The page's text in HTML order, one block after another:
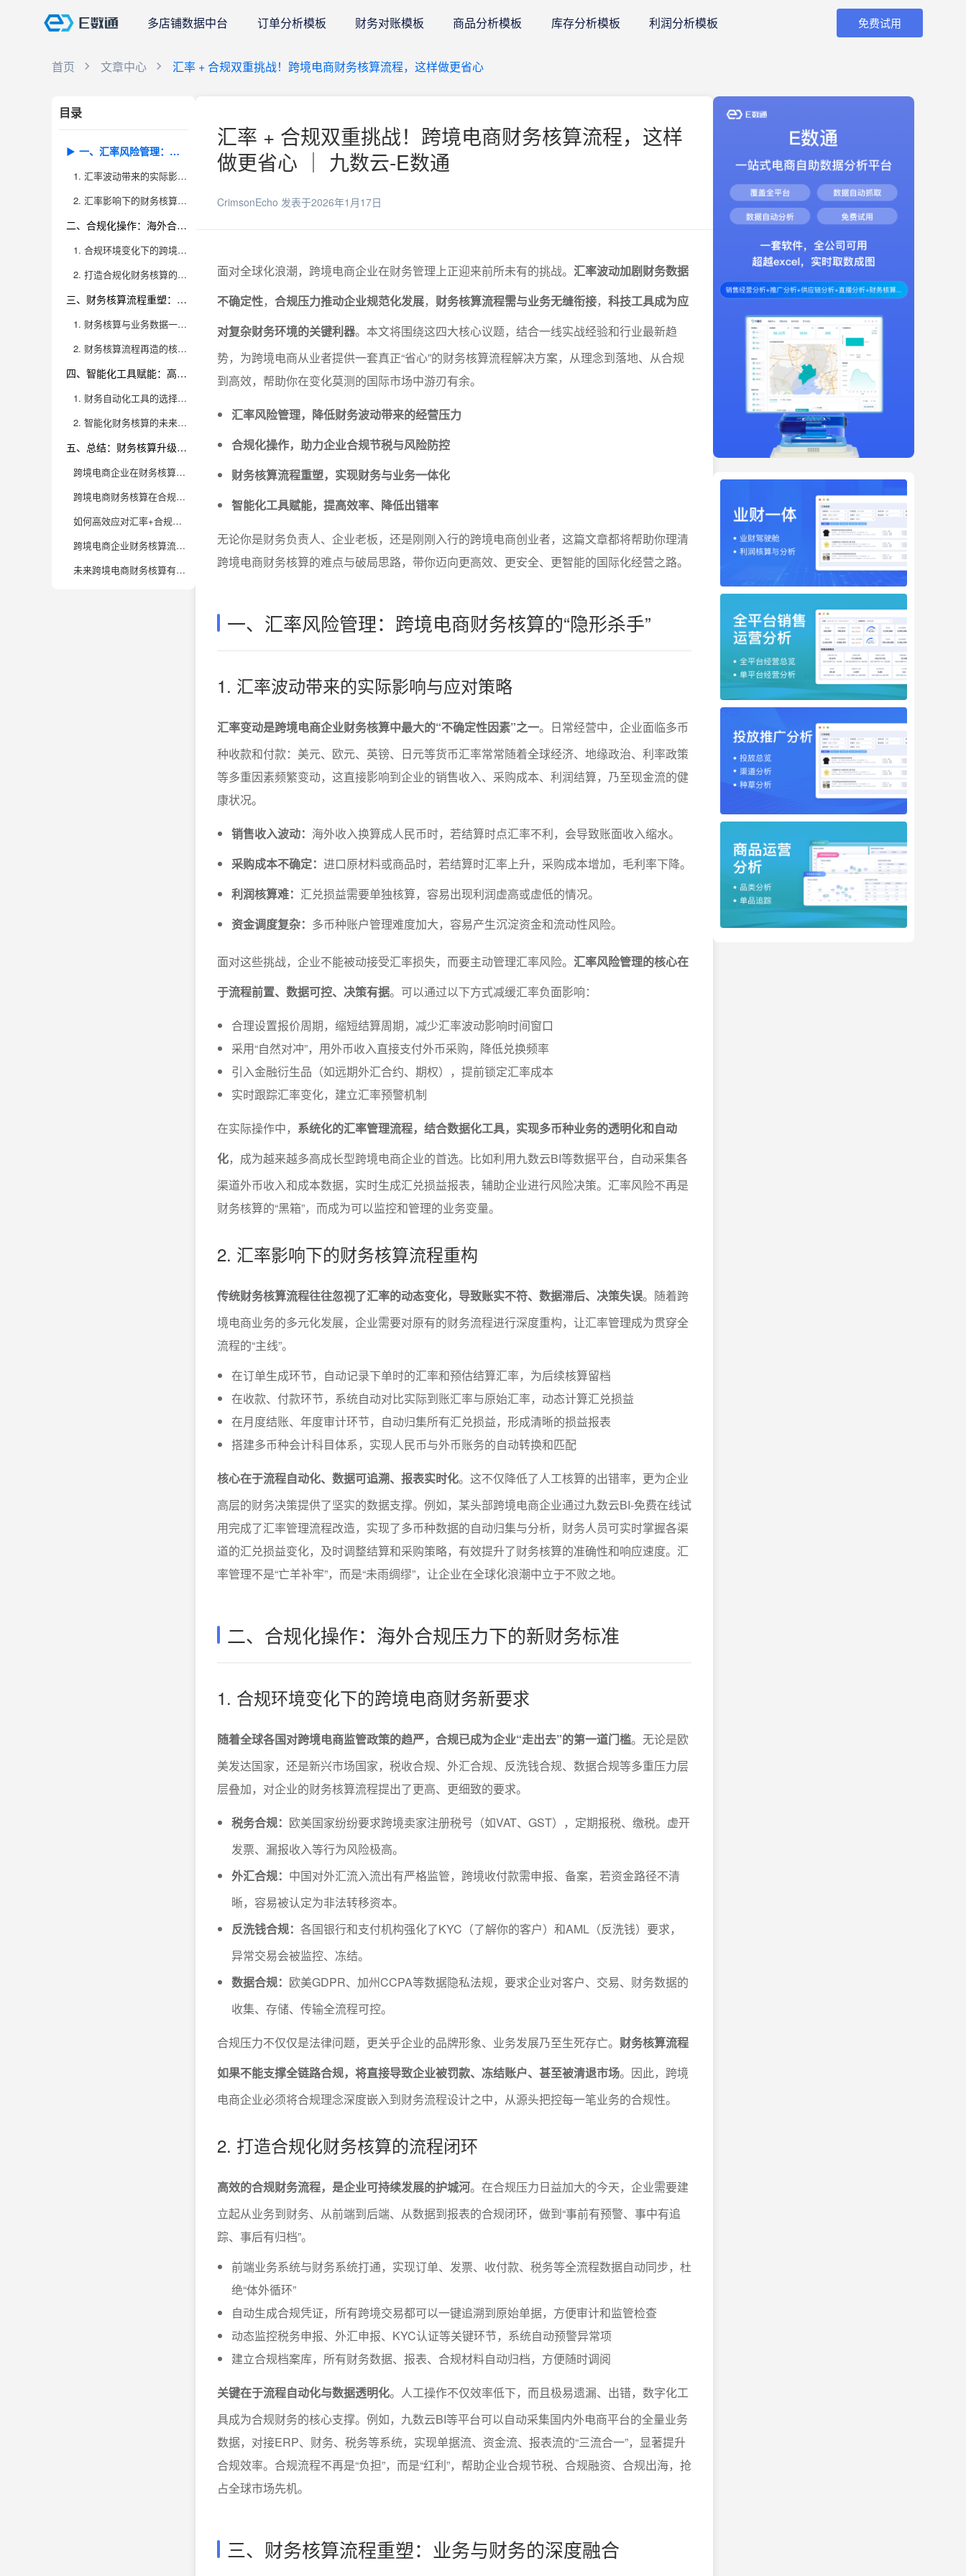
多店铺数据中台 订单分析模板 财务对账模板 商品分析模板 库存分析模板 利润分析模板 免费试用
首页 文章中心 汇率 + 合规双重挑战！跨境电商财务核算流程，这样做更省心
目录
一、汇率风险管理：跨境电商财务核算的“隐形杀手”
1. 汇率波动带来的实际影响与应对策略
2. 汇率影响下的财务核算流程重构
二、合规化操作：海外合规压力下的新财务标准
1. 合规环境变化下的跨境电商财务新要求
2. 打造合规化财务核算的流程闭环
三、财务核算流程重塑：业务与财务的深度融合
1. 财务核算与业务数据一体化的行业趋势
2. 财务核算流程再造的核心要素与落地路径
四、智能化工具赋能：高效财务核算的“加速器”
1. 财务自动化工具的选择与落地
2. 智能化财务核算的未来趋势与价值提升
五、总结：财务核算升级，跨境电商的制胜之道
跨境电商企业在财务核算时，汇率波动为何成为头号难题？
跨境电商财务核算在合规层面经常踩“坑”，主要有哪些合规风险？
如何高效应对汇率+合规双重挑战，让跨境电商财务核算更省心？
跨境电商企业财务核算流程中，多平台多币种数据如何高效整合与分析？
未来跨境电商财务核算有哪些趋势？企业如何提前布局？
汇率 + 合规双重挑战！跨境电商财务核算流程，这样
做更省心 ｜ 九数云-E数通
CrimsonEcho 发表于2026年1月17日
面对全球化浪潮，跨境电商企业在财务管理上正迎来前所未有的挑战。 汇率波动加剧财务数据
不确定性， 合规压力推动企业规范化发展， 财务核算流程需与业务无缝衔接， 科技工具成为应
对复杂财务环境的关键利器。本文将围绕这四大核心议题，结合一线实战经验和行业最新趋
势，为跨境电商从业者提供一套真正“省心”的财务核算流程解决方案，从理念到落地、从合规
到高效，帮助你在变化莫测的国际市场中游刃有余。
汇率风险管理，降低财务波动带来的经营压力
合规化操作，助力企业合规节税与风险防控
财务核算流程重塑，实现财务与业务一体化
智能化工具赋能，提高效率、降低出错率
无论你是财务负责人、企业老板，还是刚刚入行的跨境电商创业者，这篇文章都将帮助你理清
跨境电商财务核算的难点与破局思路，带你迈向更高效、更安全、更智能的国际化经营之路。
一、汇率风险管理：跨境电商财务核算的“隐形杀手”
1. 汇率波动带来的实际影响与应对策略
汇率变动是跨境电商企业财务核算中最大的“不确定性因素”之一。日常经营中，企业面临多币
种收款和付款：美元、欧元、英镑、日元等货币汇率常常随着全球经济、地缘政治、利率政策
等多重因素频繁变动，这直接影响到企业的销售收入、采购成本、利润结算，乃至现金流的健
康状况。
销售收入波动： 海外收入换算成人民币时，若结算时点汇率不利，会导致账面收入缩水。
采购成本不确定： 进口原材料或商品时，若结算时汇率上升，采购成本增加，毛利率下降。
利润核算难： 汇兑损益需要单独核算，容易出现利润虚高或虚低的情况。
资金调度复杂： 多币种账户管理难度加大，容易产生沉淀资金和流动性风险。
面对这些挑战，企业不能被动接受汇率损失，而要主动管理汇率风险。 汇率风险管理的核心在
于流程前置、数据可控、决策有据。可以通过以下方式减缓汇率负面影响：
合理设置报价周期，缩短结算周期，减少汇率波动影响时间窗口
采用“自然对冲”，用外币收入直接支付外币采购，降低兑换频率
引入金融衍生品（如远期外汇合约、期权），提前锁定汇率成本
实时跟踪汇率变化，建立汇率预警机制
在实际操作中， 系统化的汇率管理流程，结合数据化工具，实现多币种业务的透明化和自动
化，成为越来越多高成长型跨境电商企业的首选。比如利用九数云BI等数据平台，自动采集各
渠道外币收入和成本数据，实时生成汇兑损益报表，辅助企业进行风险决策。汇率风险不再是
财务核算的“黑箱”，而成为可以监控和管理的业务变量。
2. 汇率影响下的财务核算流程重构
传统财务核算流程往往忽视了汇率的动态变化，导致账实不符、数据滞后、决策失误。随着跨
境电商业务的多元化发展，企业需要对原有的财务流程进行深度重构，让汇率管理成为贯穿全
流程的“主线”。
在订单生成环节，自动记录下单时的汇率和预估结算汇率，为后续核算留档
在收款、付款环节，系统自动对比实际到账汇率与原始汇率，动态计算汇兑损益
在月度结账、年度审计环节，自动归集所有汇兑损益，形成清晰的损益报表
搭建多币种会计科目体系，实现人民币与外币账务的自动转换和匹配
核心在于流程自动化、数据可追溯、报表实时化。这不仅降低了人工核算的出错率，更为企业
高层的财务决策提供了坚实的数据支撑。例如，某头部跨境电商企业通过九数云BI-免费在线试
用完成了汇率管理流程改造，实现了多币种数据的自动归集与分析，财务人员可实时掌握各渠
道的汇兑损益变化，及时调整结算和采购策略，有效提升了财务核算的准确性和响应速度。汇
率管理不是“亡羊补牢”，而是“未雨绸缪”，让企业在全球化浪潮中立于不败之地。
二、合规化操作：海外合规压力下的新财务标准
1. 合规环境变化下的跨境电商财务新要求
随着全球各国对跨境电商监管政策的趋严，合规已成为企业“走出去”的第一道门槛。无论是欧
美发达国家，还是新兴市场国家，税收合规、外汇合规、反洗钱合规、数据合规等多重压力层
层叠加，对企业的财务核算流程提出了更高、更细致的要求。
税务合规： 欧美国家纷纷要求跨境卖家注册税号（如VAT、GST），定期报税、缴税。虚开
发票、漏报收入等行为风险极高。
外汇合规： 中国对外汇流入流出有严格监管，跨境收付款需申报、备案，若资金路径不清
晰，容易被认定为非法转移资本。
反洗钱合规： 各国银行和支付机构强化了KYC（了解你的客户）和AML（反洗钱）要求，
异常交易会被监控、冻结。
数据合规： 欧美GDPR、加州CCPA等数据隐私法规，要求企业对客户、交易、财务数据的
收集、存储、传输全流程可控。
合规压力不仅仅是法律问题，更关乎企业的品牌形象、业务发展乃至生死存亡。 财务核算流程
如果不能支撑全链路合规，将直接导致企业被罚款、冻结账户、甚至被清退市场。因此，跨境
电商企业必须将合规理念深度嵌入到财务流程设计之中，从源头把控每一笔业务的合规性。
2. 打造合规化财务核算的流程闭环
高效的合规财务流程，是企业可持续发展的护城河。在合规压力日益加大的今天，企业需要建
立起从业务到财务、从前端到后端、从数据到报表的合规闭环，做到“事前有预警、事中有追
踪、事后有归档”。
前端业务系统与财务系统打通，实现订单、发票、收付款、税务等全流程数据自动同步，杜
绝“体外循环”
自动生成合规凭证，所有跨境交易都可以一键追溯到原始单据，方便审计和监管检查
动态监控税务申报、外汇申报、KYC认证等关键环节，系统自动预警异常项
建立合规档案库，所有财务数据、报表、合规材料自动归档，方便随时调阅
关键在于流程自动化与数据透明化。人工操作不仅效率低下，而且极易遗漏、出错，数字化工
具成为合规财务的核心支撑。例如，九数云BI等平台可以自动采集国内外电商平台的全量业务
数据，对接ERP、财务、税务等系统，实现单据流、资金流、报表流的“三流合一”，显著提升
合规效率。合规流程不再是“负担”，而是“红利”，帮助企业合规节税、合规融资、合规出海，抢
占全球市场先机。
三、财务核算流程重塑：业务与财务的深度融合